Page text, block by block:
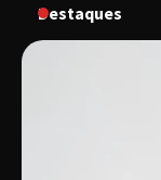
Destaques